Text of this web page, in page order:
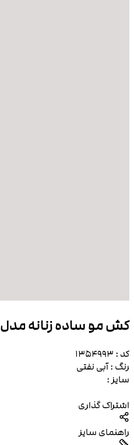
کش مو ساده زنانه مدل 4993
کد : 1354993
رنگ :آبی نفتی
سایز :
اشتراک گذاری
راهنمای سایز